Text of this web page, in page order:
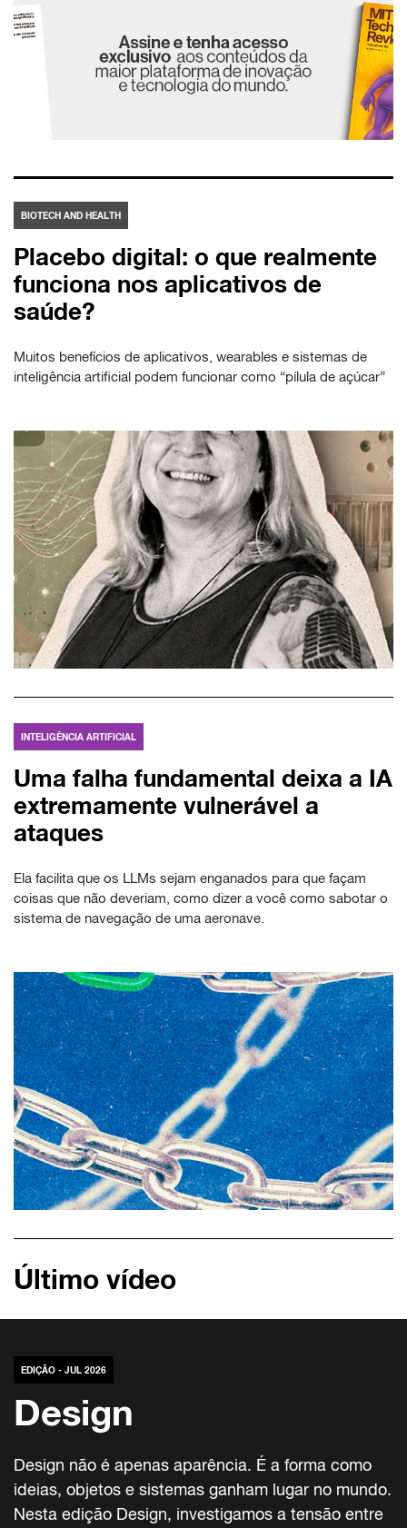
BIOTECH AND HEALTH
Placebo digital: o que realmente
funciona nos aplicativos de
saúde?
Muitos benefícios de aplicativos, wearables e sistemas de
inteligência artificial podem funcionar como “pílula de açúcar”
INTELIGÊNCIA ARTIFICIAL
Uma falha fundamental deixa a IA
extremamente vulnerável a
ataques
Ela facilita que os LLMs sejam enganados para que façam
coisas que não deveriam, como dizer a você como sabotar o
sistema de navegação de uma aeronave.
Último vídeo
EDIÇÃO - JUL 2026
Design
Design não é apenas aparência. É a forma como
ideias, objetos e sistemas ganham lugar no mundo.
Nesta edição Design, investigamos a tensão entre